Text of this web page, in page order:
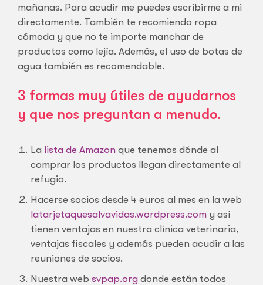
mañanas. Para acudir me puedes escribirme a mi
directamente. También te recomiendo ropa
cómoda y que no te importe manchar de
productos como lejía. Además, el uso de botas de
agua también es recomendable.
3 formas muy útiles de ayudarnos
y que nos preguntan a menudo.
La lista de Amazon que tenemos dónde al
comprar los productos llegan directamente al
refugio.
Hacerse socios desde 4 euros al mes en la web
latarjetaquesalvavidas.wordpress.com y así
tienen ventajas en nuestra clínica veterinaria,
ventajas fiscales y además pueden acudir a las
reuniones de socios.
Nuestra websvpap.org donde están todos